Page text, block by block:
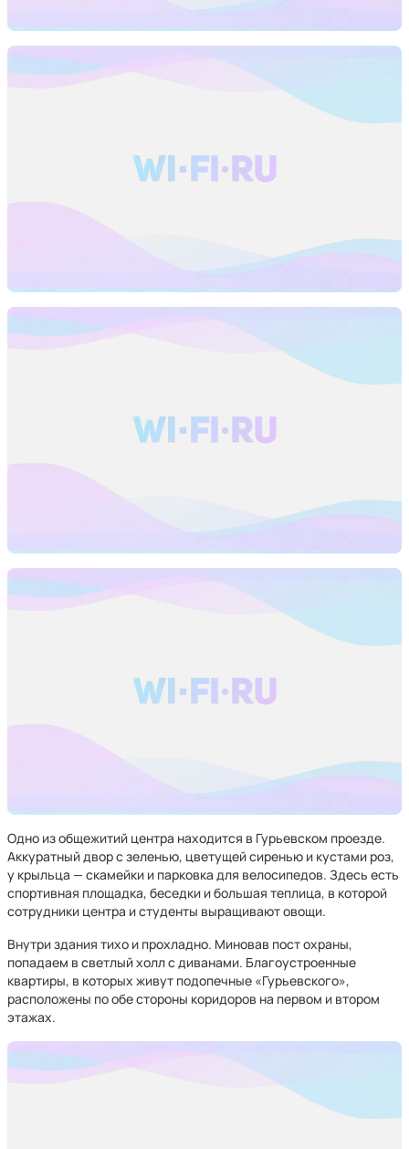
Одно из общежитий центра находится в Гурьевском проезде.
Аккуратный двор с зеленью, цветущей сиренью и кустами роз,
у крыльца — скамейки и парковка для велосипедов. Здесь есть
спортивная площадка, беседки и большая теплица, в которой
сотрудники центра и студенты выращивают овощи.
Внутри здания тихо и прохладно. Миновав пост охраны,
попадаем в светлый холл с диванами. Благоустроенные
квартиры, в которых живут подопечные «Гурьевского»,
расположены по обе стороны коридоров на первом и втором
этажах.